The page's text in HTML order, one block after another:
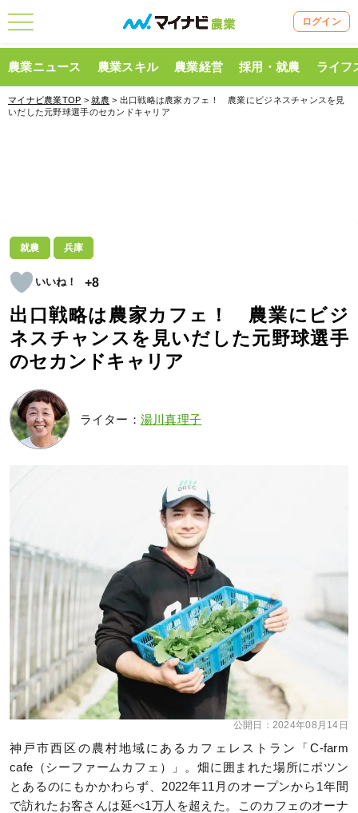
ログイン
農業ニュース 農業スキル 農業経営 採用・就農 ライフ
マイナビ農業TOP >就農 > 出口戦略は農家カフェ！ 農業にビジネスチャンスを見
いだした元野球選手のセカンドキャリア
就農 兵庫
+8
出口戦略は農家カフェ！ 農業にビジ
ネスチャンスを見いだした元野球選手
のセカンドキャリア
ライター： 湯川真理子
公開日： 2024年08月14日
神戸市西区の農村地域にあるカフェレストラン「C-farm
cafe（シーファームカフェ）」。畑に囲まれた場所にポツン
とあるのにもかかわらず、2022年11月のオープンから1年間
で訪れたお客さんは延べ1万人を超えた。このカフェのオーナ